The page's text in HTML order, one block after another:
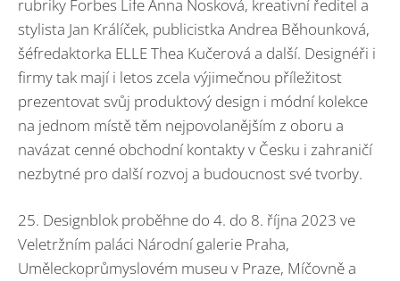
rubriky Forbes Life Anna Nosková, kreativní ředitel a
stylista Jan Králíček, publicistka Andrea Běhounková,
šéfredaktorka ELLE Thea Kučerová a další. Designéři i
firmy tak mají i letos zcela výjimečnou příležitost
prezentovat svůj produktový design i módní kolekce
na jednom místě těm nejpovolanějším z oboru a
navázat cenné obchodní kontakty v Česku i zahraničí
nezbytné pro další rozvoj a budoucnost své tvorby.
25. Designblok proběhne do 4. do 8. října 2023 ve
Veletržním paláci Národní galerie Praha,
Uměleckoprůmyslovém museu v Praze, Míčovně a